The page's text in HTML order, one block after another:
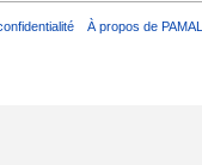
À propos de PAMAL